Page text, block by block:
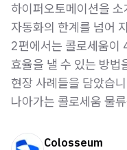
하이퍼오토메이션을
자동화의 한계를 넘어
2편에서는 콜로세움이
효율을 낼 수 있는 방법
현장 사례들을 담았습
나아가는 콜로세움 물
Colosseum